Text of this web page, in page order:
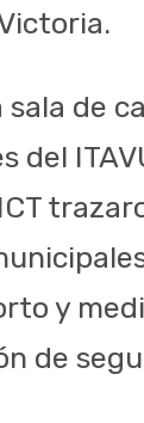
sala de
del
y
de